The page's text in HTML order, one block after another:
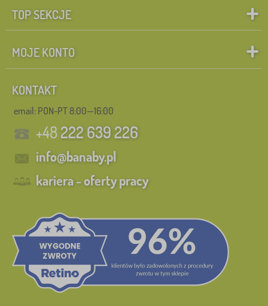
TOP SEKCJE
MOJE KONTO
KONTAKT
email: PON-PT 8:00—16:00
+48222 639 226
info@banaby.pl
kariera - oferty pracy